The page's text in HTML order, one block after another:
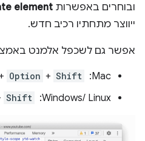
ובוחרים באפשרות element
ייווצר מתחתיו רכיב חדש.
אפשר גם לשכפל אלמנט
‫Mac: ‏ ‎
Shift
+
Option
Windows/ Linux: ‏
Shift